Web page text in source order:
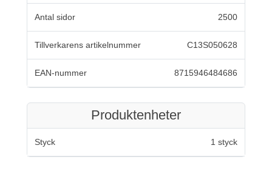
Antal sidor 2500
Tillverkarens artikelnummer C13S050628
EAN-nummer 8715946484686
Produktenheter
Styck 1 styck